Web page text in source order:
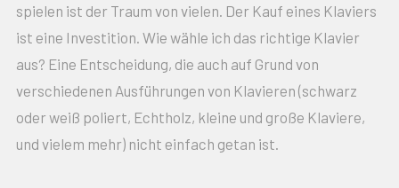
spielen ist der Traum von vielen. Der Kauf eines Klaviers
ist eine Investition. Wie wähle ich das richtige Klavier
aus? Eine Entscheidung, die auch auf Grund von
verschiedenen Ausführungen von Klavieren (schwarz
oder weiß poliert, Echtholz, kleine und große Klaviere,
und vielem mehr) nicht einfach getan ist.